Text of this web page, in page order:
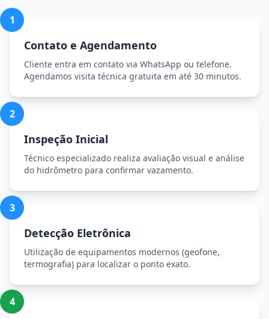
1
Contato e Agendamento
Cliente entra em contato via WhatsApp ou telefone.
Agendamos visita técnica gratuita em até 30 minutos.
2
Inspeção Inicial
Técnico especializado realiza avaliação visual e análise
do hidrômetro para confirmar vazamento.
3
Detecção Eletrônica
Utilização de equipamentos modernos (geofone,
termografia) para localizar o ponto exato.
4